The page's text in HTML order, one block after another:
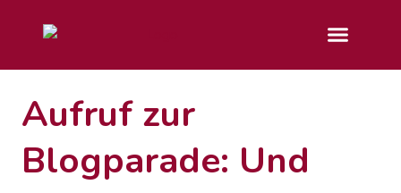
Aufruf zur
Blogparade: Und